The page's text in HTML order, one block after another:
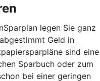
legen Sie ganz
Geld in
sind eine
Sparbuch oder zum
bei einer geringen